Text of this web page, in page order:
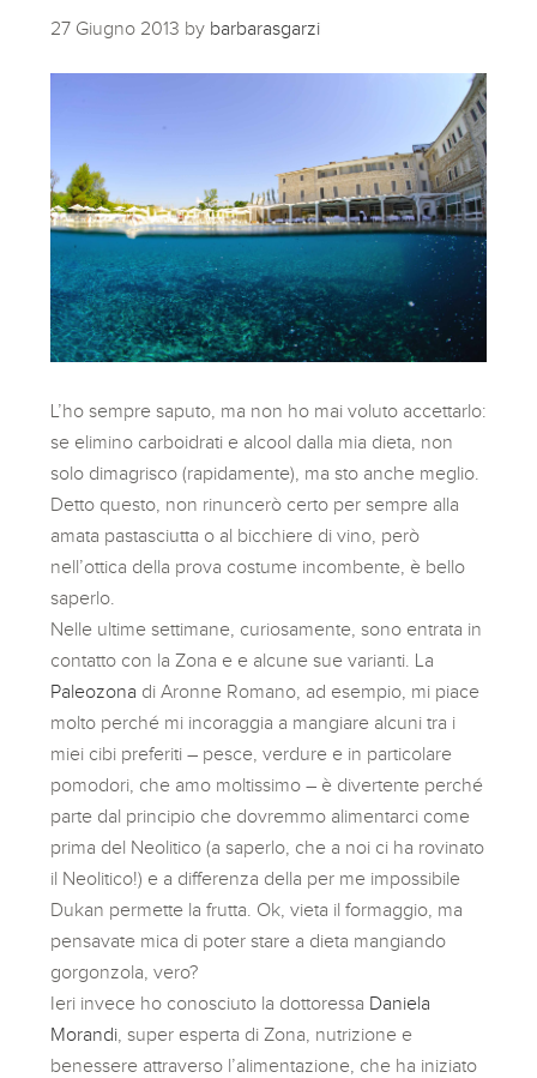
27 Giugno 2013 by barbarasgarzi
L’ho sempre saputo, ma non ho mai voluto accettarlo:
se elimino carboidrati e alcool dalla mia dieta, non
solo dimagrisco (rapidamente), ma sto anche meglio.
Detto questo, non rinuncerò certo per sempre alla
amata pastasciutta o al bicchiere di vino, però
nell’ottica della prova costume incombente, è bello
saperlo.
Nelle ultime settimane, curiosamente, sono entrata in
contatto con la Zona e e alcune sue varianti. La
Paleozona di Aronne Romano, ad esempio, mi piace
molto perché mi incoraggia a mangiare alcuni tra i
miei cibi preferiti – pesce, verdure e in particolare
pomodori, che amo moltissimo – è divertente perché
parte dal principio che dovremmo alimentarci come
prima del Neolitico (a saperlo, che a noi ci ha rovinato
il Neolitico!) e a differenza della per me impossibile
Dukan permette la frutta. Ok, vieta il formaggio, ma
pensavate mica di poter stare a dieta mangiando
gorgonzola, vero?
Ieri invece ho conosciuto la dottoressa Daniela
Morandi , super esperta di Zona, nutrizione e
benessere attraverso l’alimentazione, che ha iniziato